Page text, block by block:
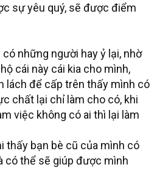
sự yêu quý, sẽ được điểm
những người hay ỷ lại, nhờ
cái này cái kia cho mình,
lách để cấp trên thấy mình có
chất lại chỉ làm cho có, khi
việc không có ai thì lại làm
thấy bạn bè cũ của mình có
có thể sẽ giúp được mình